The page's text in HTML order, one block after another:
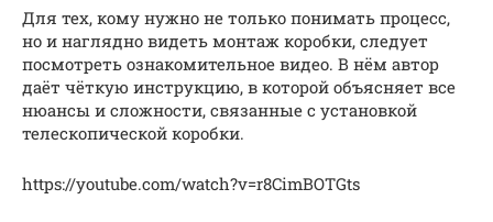
Для тех, кому нужно не только понимать процесс,
но и наглядно видеть монтаж коробки, следует
посмотреть ознакомительное видео. В нём автор
даёт чёткую инструкцию, в которой объясняет все
нюансы и сложности, связанные с установкой
телескопической коробки.
https://youtube.com/watch?v=r8CimBOTGts